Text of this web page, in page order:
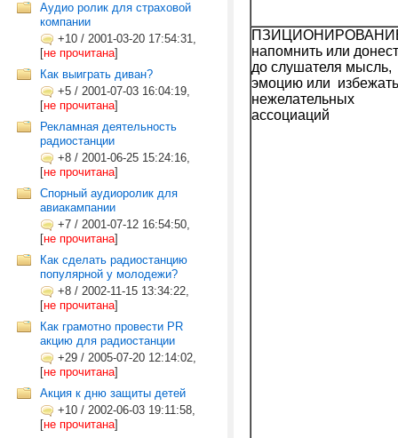
Аудио ролик для страховой
компании
+10 / 2001-03-20 17:54:31,
[не прочитана]
Как выиграть диван?
+5 / 2001-07-03 16:04:19,
[не прочитана]
Рекламная деятельность
радиостанции
+8 / 2001-06-25 15:24:16,
[не прочитана]
Спорный аудиоролик для
авиакампании
+7 / 2001-07-12 16:54:50,
[не прочитана]
Как сделать радиостанцию
популярной у молодежи?
+8 / 2002-11-15 13:34:22,
[не прочитана]
Как грамотно провести PR
акцию для радиостанции
+29 / 2005-07-20 12:14:02,
[не прочитана]
Акция к дню защиты детей
+10 / 2002-06-03 19:11:58,
[не прочитана]
напомнить или
до слушателя мысль,
эмоцию или избежать
нежелательных
ассоциаций